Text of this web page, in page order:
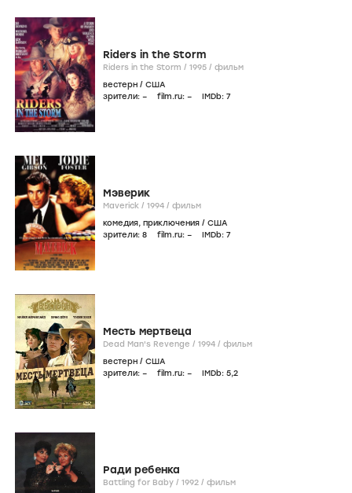
Riders in the Storm
Riders in the Storm / 1995 / фильм
вестерн / США
зрители: – film.ru: – IMDb: 7
Мэверик
Maverick / 1994 / фильм
комедия, приключения / США
зрители: 8 film.ru: – IMDb: 7
Месть мертвеца
Dead Man's Revenge / 1994 / фильм
вестерн / США
зрители: – film.ru: – IMDb: 5,2
Ради ребенка
Battling for Baby / 1992 / фильм